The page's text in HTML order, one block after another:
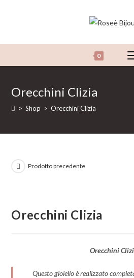
0
Orecchini Clizia
> Shop > Orecchini Clizia
Prodotto precedente
Orecchini Clizia
Orecchini
Questo gioiello è realizzato